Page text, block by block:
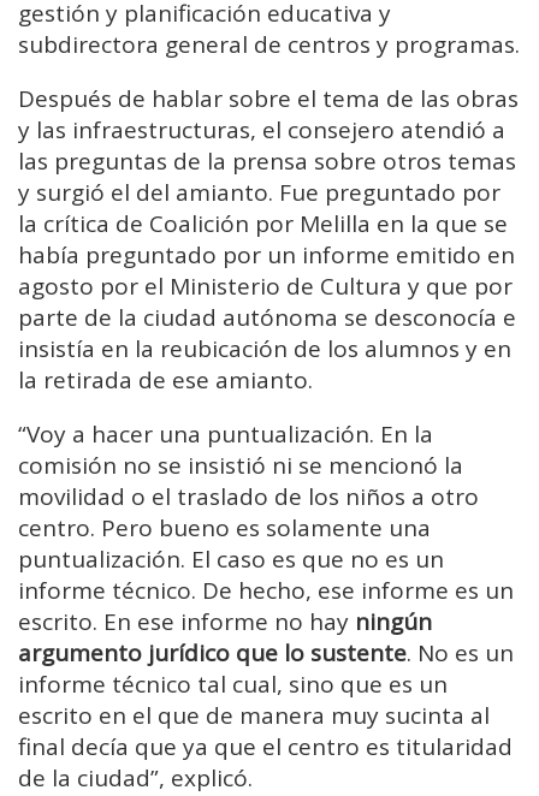
gestión y planificación educativa y
subdirectora general de centros y programas.
Después de hablar sobre el tema de las obras
y las infraestructuras, el consejero atendió a
las preguntas de la prensa sobre otros temas
y surgió el del amianto. Fue preguntado por
la crítica de Coalición por Melilla en la que se
había preguntado por un informe emitido en
agosto por el Ministerio de Cultura y que por
parte de la ciudad autónoma se desconocía e
insistía en la reubicación de los alumnos y en
la retirada de ese amianto.
“Voy a hacer una puntualización. En la
comisión no se insistió ni se mencionó la
movilidad o el traslado de los niños a otro
centro. Pero bueno es solamente una
puntualización. El caso es que no es un
informe técnico. De hecho, ese informe es un
escrito. En ese informe no hay ningún
argumento jurídico que lo sustente. No es un
informe técnico tal cual, sino que es un
escrito en el que de manera muy sucinta al
final decía que ya que el centro es titularidad
de la ciudad”, explicó.